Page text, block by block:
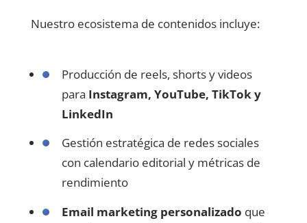
Nuestro ecosistema de contenidos incluye:
Producción de reels, shorts y videos
para Instagram, YouTube, TikTok y
LinkedIn
Gestión estratégica de redes sociales
con calendario editorial y métricas de
rendimiento
Email marketing personalizado que